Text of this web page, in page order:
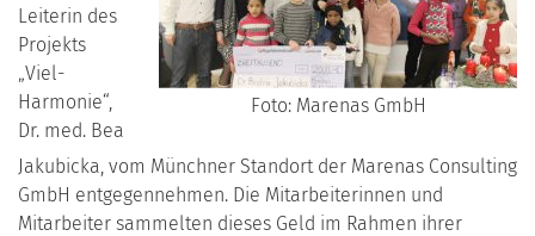
Foto: Marenas GmbH
Leiterin des
Projekts
„Viel-
Harmonie“,
Dr. med. Bea
Jakubicka, vom Münchner Standort der Marenas Consulting
GmbH entgegennehmen. Die Mitarbeiterinnen und
Mitarbeiter sammelten dieses Geld im Rahmen ihrer